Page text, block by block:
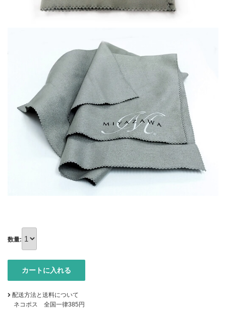
数量:
配送方法と送料について
ネコポス 全国一律385円